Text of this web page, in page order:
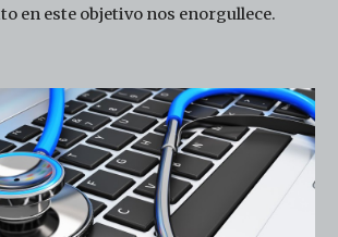
en este objetivo nos enorgullece.